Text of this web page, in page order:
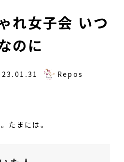
れ女子会 いつ
のに
著
Repos
たまには。